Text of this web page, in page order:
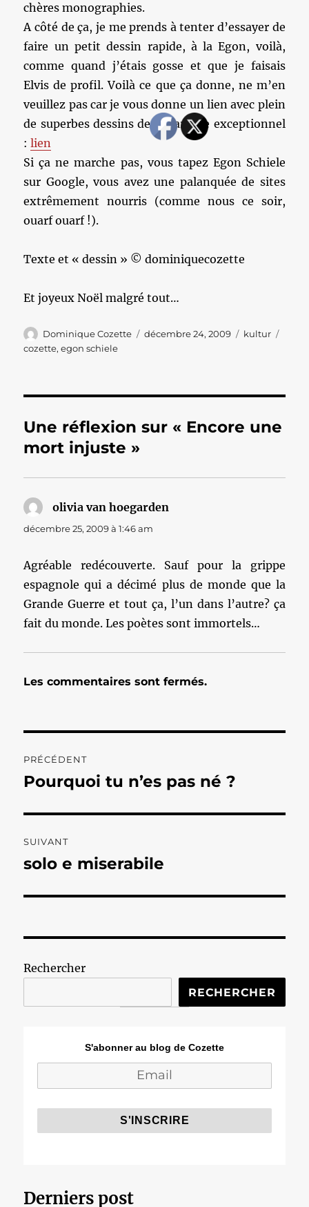
chères monographies.
A côté de ça, je me prends à tenter d’essayer de
faire un petit dessin rapide, à la Egon, voilà,
comme quand j’étais gosse et que je faisais
Elvis de profil. Voilà ce que ça donne, ne m’en
veuillez pas car je vous donne un lien avec plein
de superbes dessins de cet artiste exceptionnel
:lien
Si ça ne marche pas, vous tapez Egon Schiele
sur Google, vous avez une palanquée de sites
extrêmement nourris (comme nous ce soir,
ouarf ouarf !).
Texte et « dessin » © dominiquecozette
Et joyeux Noël malgré tout…
Auteur
Dominique Cozette
Publié
décembre 24, 2009 Catégories
kultur
cozette,egon schiele
Une réflexion sur « Encore une
mort injuste »
olivia van hoegarden
décembre 25, 2009 à 1:46 am
Agréable redécouverte. Sauf pour la grippe
espagnole qui a décimé plus de monde que la
Grande Guerre et tout ça, l’un dans l’autre? ça
fait du monde. Les poètes sont immortels…
Les commentaires sont fermés.
de
PRÉCÉDENT
Publication
Pourquoi tu n’es pas né ?
SUIVANT
Publication
solo e miserabile
Rechercher
RECHERCHER
S'abonner au blog de Cozette
Derniers post